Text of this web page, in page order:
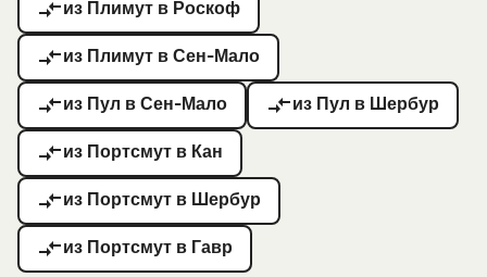
из Плимут в Роскоф
из Плимут в Сен-Мало
из Пул в Сен-Мало из Пул в Шербур
из Портсмут в Кан
из Портсмут в Шербур
из Портсмут в Гавр